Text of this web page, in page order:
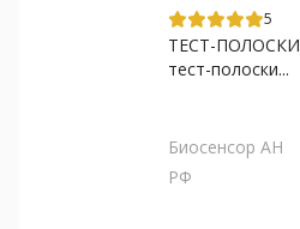
5
ТЕСТ-ПОЛОСКИ
тест-полоски...
Биосенсор АН
РФ